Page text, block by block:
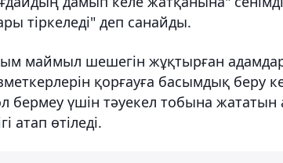
тіркеледі" деп санайды.
маймыл шешегін жұқтырған
қорғауға басымдық беру
бермеу үшін тәуекел тобына жататын
атап өтіледі.